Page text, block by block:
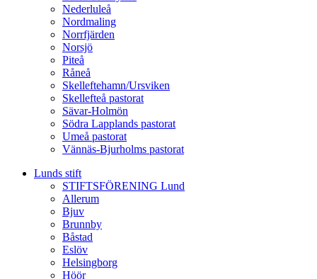
Nederluleå
Nordmaling
Norrfjärden
Norsjö
Piteå
Råneå
Skelleftehamn/Ursviken
Skellefteå pastorat
Sävar-Holmön
Södra Lapplands pastorat
Umeå pastorat
Vännäs-Bjurholms pastorat
Lunds stift
STIFTSFÖRENING Lund
Allerum
Bjuv
Brunnby
Båstad
Eslöv
Helsingborg
Höör